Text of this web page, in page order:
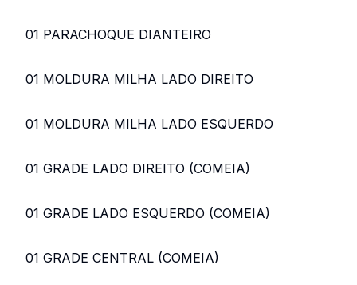
01 PARACHOQUE DIANTEIRO
01 MOLDURA MILHA LADO DIREITO
01 MOLDURA MILHA LADO ESQUERDO
01 GRADE LADO DIREITO (COMEIA)
01 GRADE LADO ESQUERDO (COMEIA)
01 GRADE CENTRAL (COMEIA)